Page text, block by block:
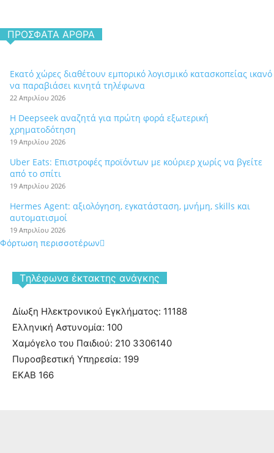
ΠΡΌΣΦΑΤΑ ΆΡΘΡΑ
Εκατό χώρες διαθέτουν εμπορικό λογισμικό κατασκοπείας ικανό
να παραβιάσει κινητά τηλέφωνα
22 Απριλίου 2026
Η Deepseek αναζητά για πρώτη φορά εξωτερική
χρηματοδότηση
19 Απριλίου 2026
Uber Eats: Επιστροφές προϊόντων με κούριερ χωρίς να βγείτε
από το σπίτι
19 Απριλίου 2026
Hermes Agent: αξιολόγηση, εγκατάσταση, μνήμη, skills και
αυτοματισμοί
19 Απριλίου 2026
Φόρτωση περισσοτέρων
Tηλέφωνα έκτακτης ανάγκης
Δίωξη Ηλεκτρονικού Εγκλήματος: 11188
Ελληνική Αστυνομία: 100
Χαμόγελο του Παιδιού: 210 3306140
Πυροσβεστική Υπηρεσία: 199
ΕΚΑΒ 166